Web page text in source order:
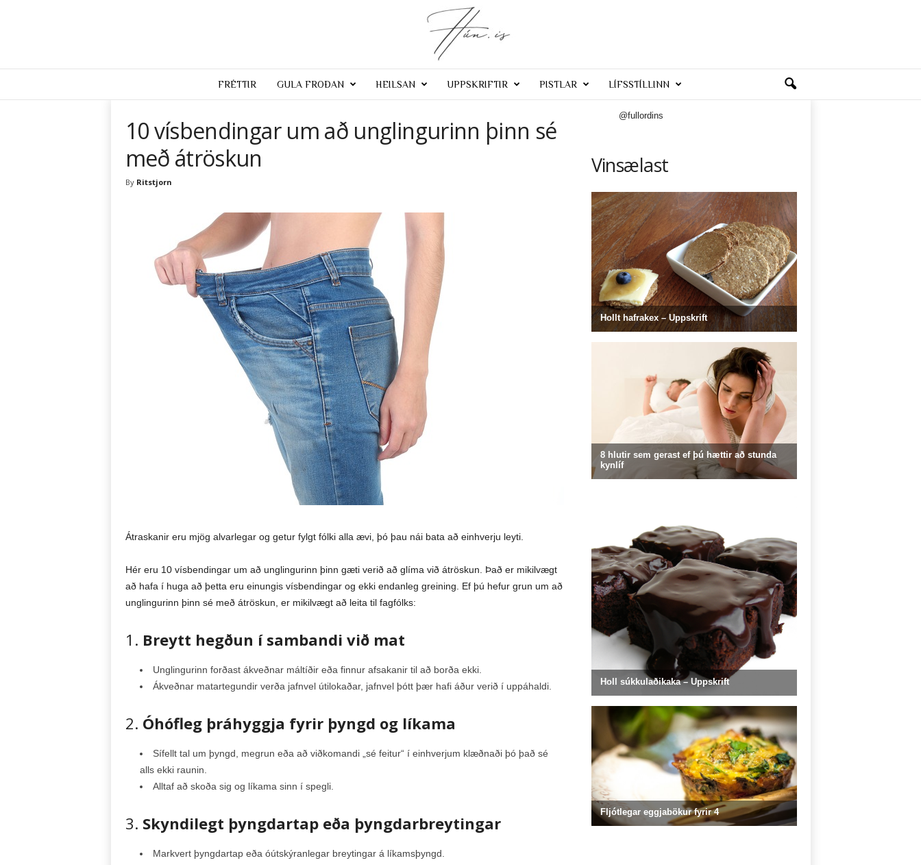
H
n
FRÉTTIR GULA FROÐAN HEILSAN UPPSKRIFTIR PISTLAR LÍFSSTÍLLINN
10 vísbendingar um að unglingurinn þinn sé
með átröskun
By Ritstjorn
Átraskanir eru mjög alvarlegar og getur fylgt fólki alla ævi, þó þau nái bata að einhverju leyti.
Hér eru 10 vísbendingar um að unglingurinn þinn gæti verið að glíma við átröskun. Það er mikilvægt
að hafa í huga að þetta eru einungis vísbendingar og ekki endanleg greining. Ef þú hefur grun um að
unglingurinn þinn sé með átröskun, er mikilvægt að leita til fagfólks:
1. Breytt hegðun í sambandi við mat
Unglingurinn forðast ákveðnar máltíðir eða finnur afsakanir til að borða ekki.
Ákveðnar matartegundir verða jafnvel útilokaðar, jafnvel þótt þær hafi áður verið í uppáhaldi.
2. Óhófleg þráhyggja fyrir þyngd og líkama
Sífellt tal um þyngd, megrun eða að viðkomandi „sé feitur“ í einhverjum klæðnaði þó það sé
alls ekki raunin.
Alltaf að skoða sig og líkama sinn í spegli.
3. Skyndilegt þyngdartap eða þyngdarbreytingar
Markvert þyngdartap eða óútskýranlegar breytingar á líkamsþyngd.
@fullordins
Vinsælast